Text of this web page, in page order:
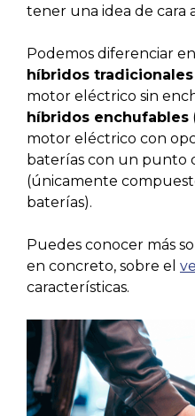
tener una idea de cara
Podemos diferenciar
híbridos tradicionales
motor eléctrico sin
híbridos enchufables
motor eléctrico con
baterías con un punto
(únicamente
baterías).
Puedes conocer más
en concreto, sobre el
características.